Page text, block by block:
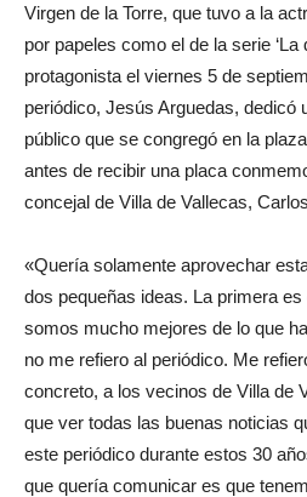
Virgen de la Torre, que tuvo a la
por papeles como el de la serie ‘La
protagonista el viernes 5 de
periódico, Jesús Arguedas, dedicó
público que se congregó en la
antes de recibir una placa
concejal de Villa de Vallecas,
«Quería solamente aprovechar
dos pequeñas ideas. La primera
somos mucho mejores de lo que
no me refiero al periódico. Me
concreto, a los vecinos de Villa de
que ver todas las buenas noticias
este periódico durante estos 30
que quería comunicar es que